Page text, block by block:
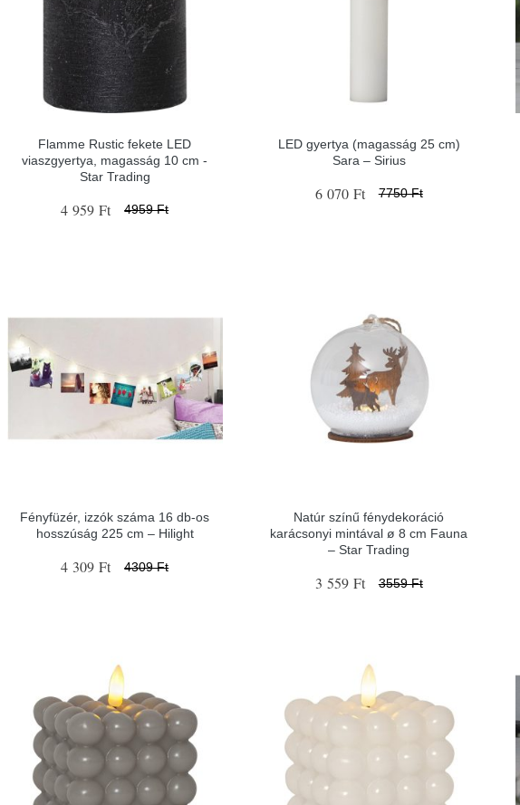
Flamme Rustic fekete LED
viaszgyertya, magasság 10 cm -
Star Trading
4 959 Ft 4959 Ft
LED gyertya (magasság 25 cm)
Sara – Sirius
6 070 Ft 7750 Ft
Fényfüzér, izzók száma 16 db-os
hosszúság 225 cm – Hilight
4 309 Ft 4309 Ft
Natúr színű fénydekoráció
karácsonyi mintával ø 8 cm Fauna
– Star Trading
3 559 Ft 3559 Ft